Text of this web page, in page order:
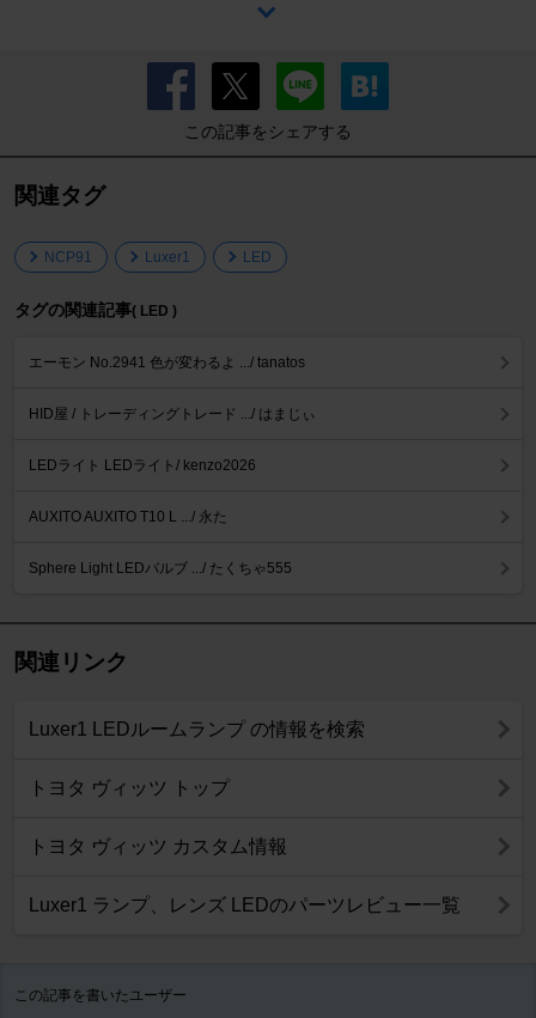
この記事をシェアする
関連タグ
NCP91 Luxer1 LED
タグの関連記事( LED )
エーモン No.2941 色が変わるよ .../ tanatos
HID屋 / トレーディングトレード .../ はまじぃ
LEDライト LEDライト/ kenzo2026
AUXITO AUXITO T10 L .../ 永た
Sphere Light LEDバルブ .../ たくちゃ555
関連リンク
Luxer1 LEDルームランプ の情報を検索
トヨタ ヴィッツ トップ
トヨタ ヴィッツ カスタム情報
Luxer1 ランプ、レンズ LEDのパーツレビュー一覧
この記事を書いたユーザー